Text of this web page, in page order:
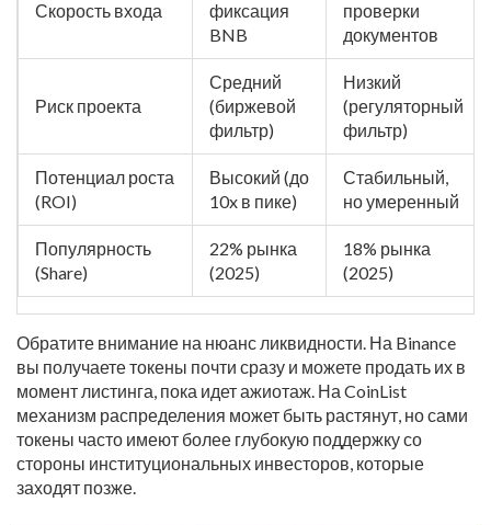
Скорость входа
фиксация
BNB
проверки
документов
Риск проекта
Средний
(биржевой
фильтр)
Низкий
(регуляторный
фильтр)
Потенциал роста
(ROI)
Высокий (до
10x в пике)
Стабильный,
но умеренный
Популярность
(Share)
22% рынка
(2025)
18% рынка
(2025)
Обратите внимание на нюанс ликвидности. На Binance
вы получаете токены почти сразу и можете продать их в
момент листинга, пока идет ажиотаж. На CoinList
механизм распределения может быть растянут, но сами
токены часто имеют более глубокую поддержку со
стороны институциональных инвесторов, которые
заходят позже.